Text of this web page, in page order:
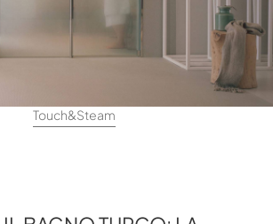
Touch&Steam